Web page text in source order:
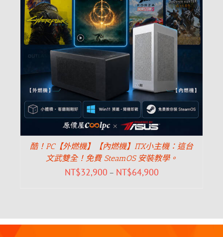
酷！PC【外燃機】【內燃機】ITX小主機：這台
文武雙全！免費 SteamOS 安裝教學。
NT$32,900 – NT$64,900